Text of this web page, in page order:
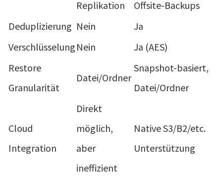
Replikation
Offsite-Backups
Deduplizierung Nein
Ja
Verschlüsselung Nein
Ja (AES)
Restore
Granularität
Datei/Ordner
Snapshot-basiert,
Datei/Ordner
Cloud
Integration
Direkt
möglich,
aber
ineffizient
Native S3/B2/etc.
Unterstützung